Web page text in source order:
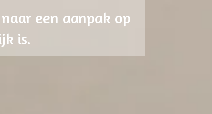
een aanpak op
is.